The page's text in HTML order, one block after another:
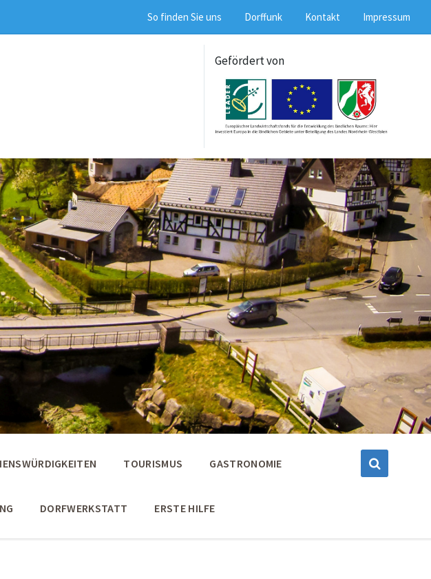
So finden Sie uns Dorffunk Kontakt Impressum
Gefördert von
TOURISMUS GASTRONOMIE
DORFWERKSTATT ERSTE HILFE